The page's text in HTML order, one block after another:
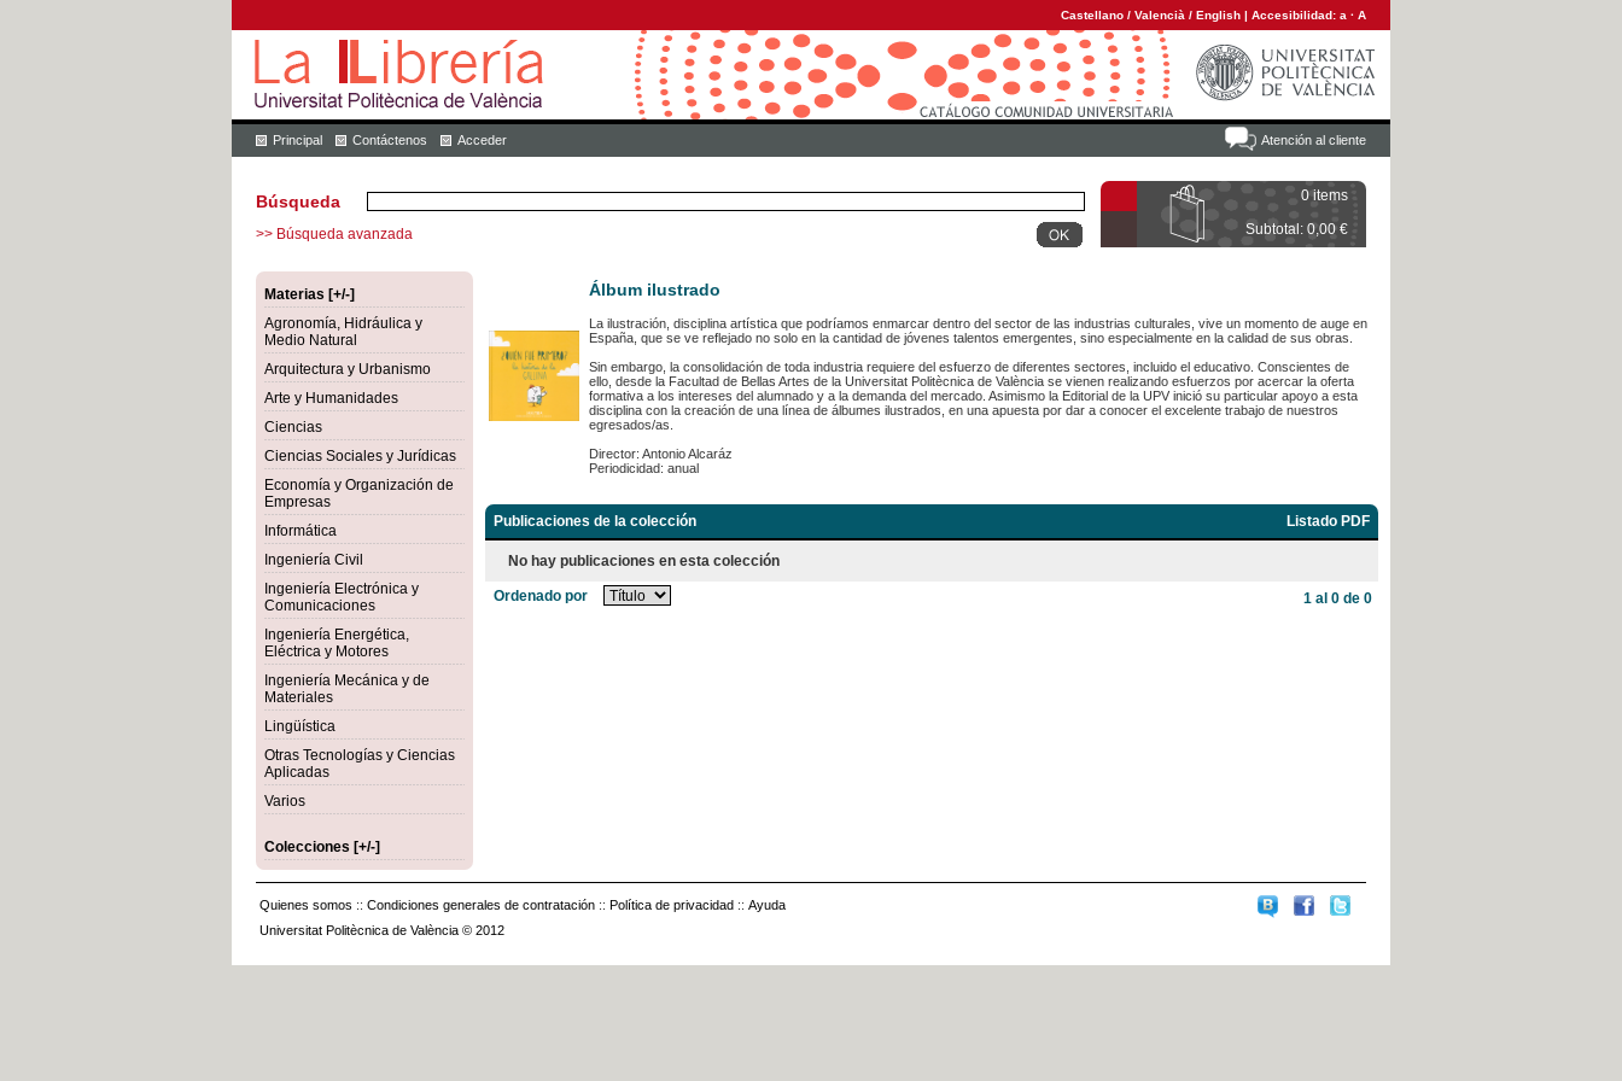
Castellano / Valencià / English | Accesibilidad: a · A
Atención al cliente
Principal Contáctenos Acceder
0 items
Subtotal: 0,00 €
Búsqueda
>> Búsqueda avanzada
Materias [+/-]
Agronomía, Hidráulica y
Medio Natural
Arquitectura y Urbanismo
Arte y Humanidades
Ciencias
Ciencias Sociales y Jurídicas
Economía y Organización de
Empresas
Informática
Ingeniería Civil
Ingeniería Electrónica y
Comunicaciones
Ingeniería Energética,
Eléctrica y Motores
Ingeniería Mecánica y de
Materiales
Lingüística
Otras Tecnologías y Ciencias
Aplicadas
Varios
Colecciones [+/-]
Álbum ilustrado
La ilustración, disciplina artística que podríamos enmarcar dentro del sector de las industrias culturales, vive un momento de auge en
España, que se ve reflejado no solo en la cantidad de jóvenes talentos emergentes, sino especialmente en la calidad de sus obras.
Sin embargo, la consolidación de toda industria requiere del esfuerzo de diferentes sectores, incluido el educativo. Conscientes de
ello, desde la Facultad de Bellas Artes de la Universitat Politècnica de València se vienen realizando esfuerzos por acercar la oferta
formativa a los intereses del alumnado y a la demanda del mercado. Asimismo la Editorial de la UPV inició su particular apoyo a esta
disciplina con la creación de una línea de álbumes ilustrados, en una apuesta por dar a conocer el excelente trabajo de nuestros
egresados/as.
Director: Antonio Alcaráz
Periodicidad: anual
Publicaciones de la colección Listado PDF
No hay publicaciones en esta colección
Ordenado por 1 al 0 de 0
Quienes somos :: Condiciones generales de contratación :: Política de privacidad :: Ayuda
Universitat Politècnica de València © 2012